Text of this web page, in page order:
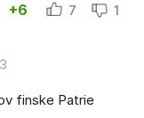
+6 7 1
finske Patrie